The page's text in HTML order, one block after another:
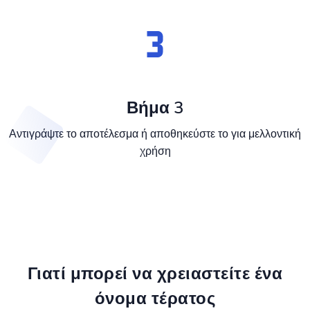
Βήμα 3
Αντιγράψτε το αποτέλεσμα ή αποθηκεύστε το για μελλοντική
χρήση
Γιατί μπορεί να χρειαστείτε ένα
όνομα τέρατος